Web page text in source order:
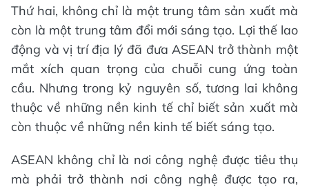
Thứ hai, không chỉ là một trung tâm sản xuất mà
còn là một trung tâm đổi mới sáng tạo. Lợi thế lao
động và vị trí địa lý đã đưa ASEAN trở thành một
mắt xích quan trọng của chuỗi cung ứng toàn
cầu. Nhưng trong kỷ nguyên số, tương lai không
thuộc về những nền kinh tế chỉ biết sản xuất mà
còn thuộc về những nền kinh tế biết sáng tạo.
ASEAN không chỉ là nơi công nghệ được tiêu thụ
mà phải trở thành nơi công nghệ được tạo ra,